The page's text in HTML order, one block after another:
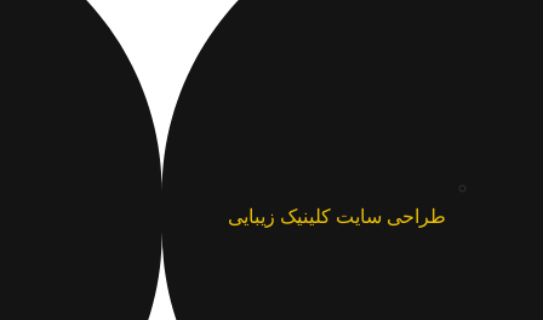
طراحی سایت کلینیک زیبایی